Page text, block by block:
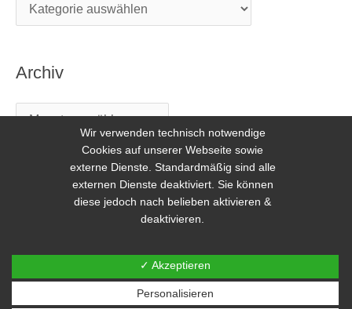
Archiv
Copyright © 2026 Freilerner.at
Kontakt
Wir verwenden technisch notwendige
Cookies auf unserer Webseite sowie
externe Dienste. Standardmäßig sind alle
externen Dienste deaktiviert. Sie können
diese jedoch nach belieben aktivieren &
deaktivieren.
✓ Akzeptieren
Personalisieren